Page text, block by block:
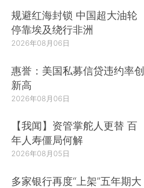
规避红海封锁 中国超大油轮
停靠埃及绕行非洲
2026年08月06日
惠誉：美国私募信贷违约率创
新高
2026年08月06日
【我闻】资管掌舵人更替 百
年人寿僵局何解
2026年08月05日
多家银行再度“上架”五年期大